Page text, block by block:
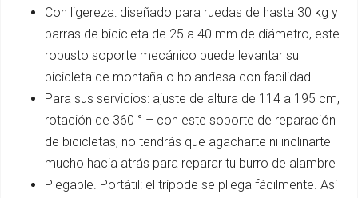
Con ligereza: diseñado para ruedas de hasta 30 kg y
barras de bicicleta de 25 a 40 mm de diámetro, este
robusto soporte mecánico puede levantar su
bicicleta de montaña o holandesa con facilidad
Para sus servicios: ajuste de altura de 114 a 195 cm,
rotación de 360 ° – con este soporte de reparación
de bicicletas, no tendrás que agacharte ni inclinarte
mucho hacia atrás para reparar tu burro de alambre
Plegable. Portátil: el trípode se pliega fácilmente. Así